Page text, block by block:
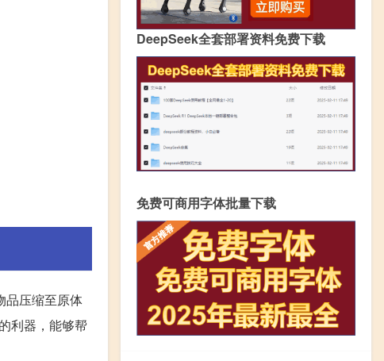
品压缩至原体
利器，能够帮
DeepSeek全套部署资料免费下载
免费可商用字体批量下载